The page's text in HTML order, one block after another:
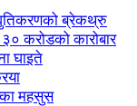
ब्रेकथ्रु
करोडको कारोबार
घाइते
महसुस